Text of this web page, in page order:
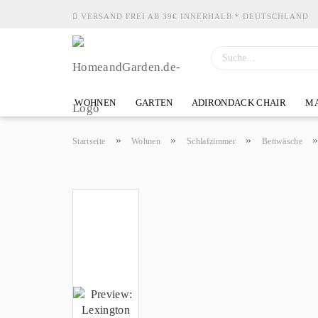
VERSAND FREI AB 39€ INNERHALB * DEUTSCHLAND
WOHNEN GARTEN ADIRONDACK CHAIR
Startseite » Wohnen » Schlafzimmer » Bettwäsche